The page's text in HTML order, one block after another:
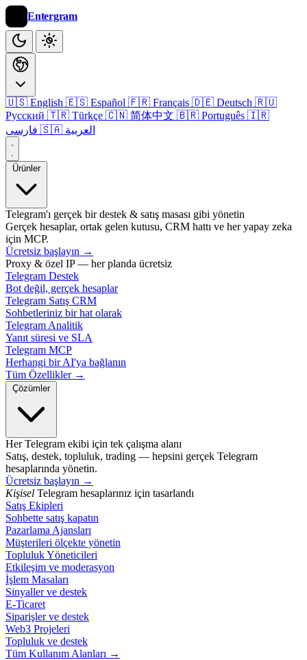
Entergram
🇺🇸 English 🇪🇸 Español 🇫🇷 Français 🇩🇪 Deutsch 🇷🇺
Русский 🇹🇷 Türkçe 🇨🇳 简体中文 🇧🇷 Português 🇮🇷
🇸🇦 العربية
Ürünler
Telegram'ı gerçek bir destek & satış masası gibi yönetin
Gerçek hesaplar, ortak gelen kutusu, CRM hattı ve her yapay zeka
için MCP.
Ücretsiz başlayın →
Proxy & özel IP — her planda ücretsiz
Telegram Destek
Bot değil, gerçek hesaplar
Telegram Satış CRM
Sohbetleriniz bir hat olarak
Telegram Analitik
Yanıt süresi ve SLA
Telegram MCP
Herhangi bir AI'ya bağlanın
Tüm Özellikler →
Çözümler
Her Telegram ekibi için tek çalışma alanı
Satış, destek, topluluk, trading — hepsini gerçek Telegram
hesaplarında yönetin.
Ücretsiz başlayın →
Kişisel Telegram hesaplarınız için tasarlandı
Satış Ekipleri
Sohbette satış kapatın
Pazarlama Ajansları
Müşterileri ölçekte yönetin
Topluluk Yöneticileri
Etkileşim ve moderasyon
İşlem Masaları
Sinyaller ve destek
E-Ticaret
Siparişler ve destek
Web3 Projeleri
Topluluk ve destek
Tüm Kullanım Alanları →